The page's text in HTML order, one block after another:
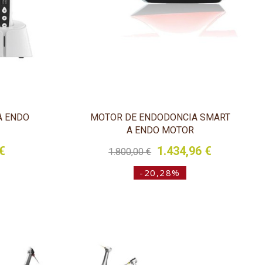
ENDO
MOTOR DE ENDODONCIA SMART
A ENDO MOTOR
1.800,00 € 1.434,96 €
-20,28%